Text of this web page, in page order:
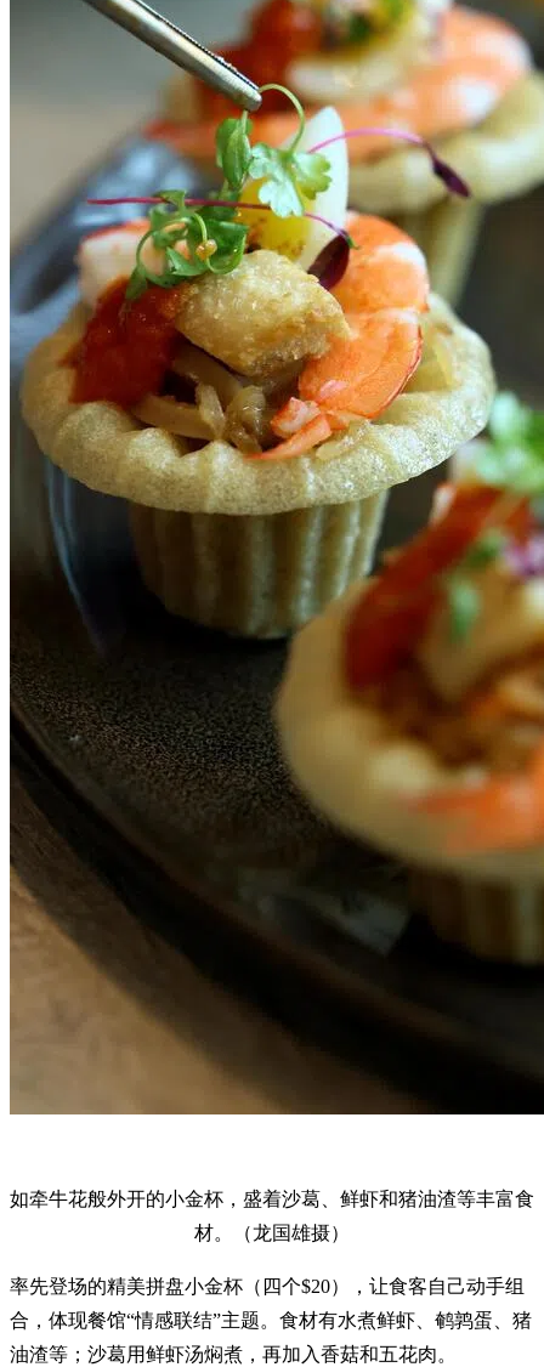
如牵牛花般外开的小金杯，盛着沙葛、鲜虾和猪油渣等丰富食
材。（龙国雄摄）
率先登场的精美拼盘小金杯（四个$20），让食客自己动手组
合，体现餐馆“情感联结”主题。食材有水煮鲜虾、鹌鹑蛋、猪
油渣等；沙葛用鲜虾汤焖煮，再加入香菇和五花肉。